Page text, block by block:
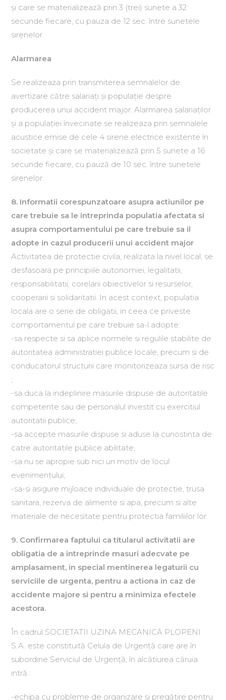
şi care se materializează prin 3 (trei) sunete a 32
secunde fiecare, cu pauza de 12 sec. între sunetele
sirenelor.
Alarmarea
Se realizeaza prin transmiterea semnalelor de
avertizare către salariaţi şi populaţie despre
producerea unui accident major. Alarmarea salariaţilor
şi a populaţiei învecinate se realizeaza prin semnalele
acustice emise de cele 4 sirene electrice existente în
societate şi care se materializează prin 5 sunete a 16
secunde fiecare, cu pauză de 10 sec. între sunetele
sirenelor.
8. Informatii corespunzatoare asupra actiunilor pe
care trebuie sa le intreprinda populatia afectata si
asupra comportamentului pe care trebuie sa il
adopte in cazul producerii unui accident major
Activitatea de protectie civila, realizata la nivel local, se
desfasoara pe principiile autonomiei, legalitatii,
responsabilitatii, corelarii obiectivelor si resurselor,
cooperarii si solidaritatii. In acest context, populatia
locala are o serie de obligatii, in ceea ce priveste
comportamentul pe care trebuie sa-l adopte:
-sa respecte si sa aplice normele si regulile stabilite de
autoritatea administratiei publice locale, precum si de
conducatorul structurii care monitorizeaza sursa de risc
;
-sa duca la indeplinire masurile dispuse de autoritatile
competente sau de personalul investit cu exercitiul
autoritatii publice;
-sa accepte masurile dispuse si aduse la cunostinta de
catre autoritatile publice abilitate;
-sa nu se apropie sub nici un motiv de locul
evenimentului;
-sa-si asigure mijloace individuale de protectie, trusa
sanitara, rezerva de alimente si apa, precum si alte
materiale de necesitate pentru protectia familiilor lor.
9. Confirmarea faptului ca titularul activitatii are
obligatia de a intreprinde masuri adecvate pe
amplasament, in special mentinerea legaturii cu
serviciile de urgenta, pentru a actiona in caz de
accidente majore si pentru a minimiza efectele
acestora.
În cadrul SOCIETATII UZINA MECANICĂ PLOPENI
S.A. este constituită Celula de Urgenţă care are în
subordine Serviciul de Urgenţă, în alcătiurea căruia
intră :
-echipa cu probleme de organizare şi pregătire pentru